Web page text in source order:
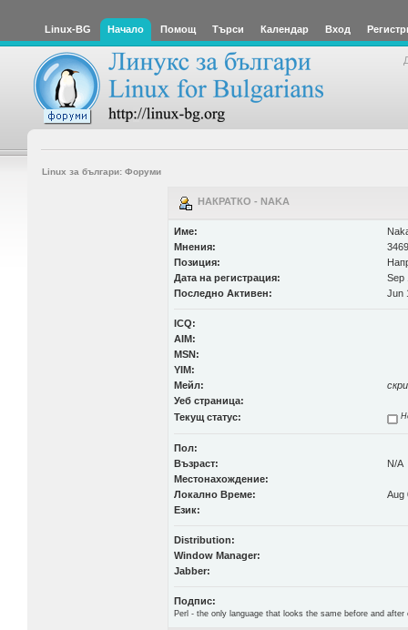
Linux-BG Начало Помощ Търси Календар Вход
Linux за българи: Форуми
НАКРАТКО - NAKA
Име:
Мнения:
Позиция:
Дата на регистрация:
Sep
Последно Активен:
Jun
ICQ:
AIM:
MSN:
YIM:
Мейл:
Уеб страница:
Текущ статус:
Пол:
Възраст:
N/A
Местонахождение:
Локално Време:
Aug
Език:
Distribution:
Window Manager:
Jabber:
Подпис:
Perl - the only language that looks the same before and after